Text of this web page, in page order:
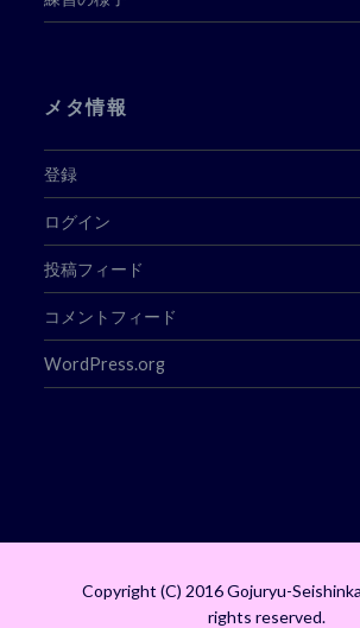
メタ情報
登録
ログイン
投稿フィード
コメントフィード
WordPress.org
Copyright (C) 2016 Gojuryu-
rights reserved.